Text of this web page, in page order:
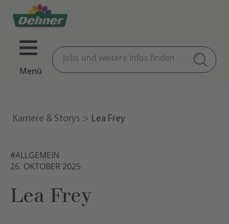
Menü
Karriere & Storys Lea Frey
#ALLGEMEIN
26. OKTOBER 2025
Lea Frey